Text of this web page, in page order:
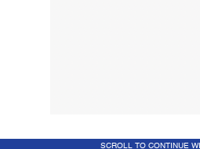
SCROLL TO CONTINUE